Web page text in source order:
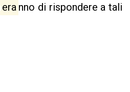
era nno di rispondere a tali